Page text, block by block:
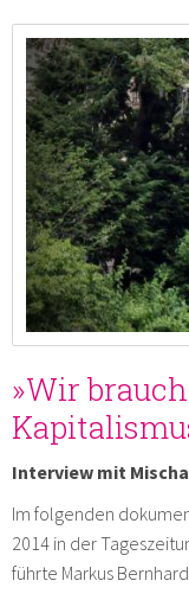
»Wir
Interview mit
Im folgenden
2014 in der
führte Markus Bernhard.